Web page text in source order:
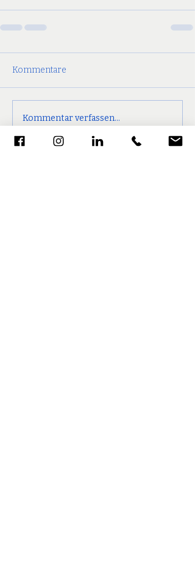
Kommentare
Kommentar verfassen...